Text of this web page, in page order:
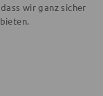
wir ganz sicher